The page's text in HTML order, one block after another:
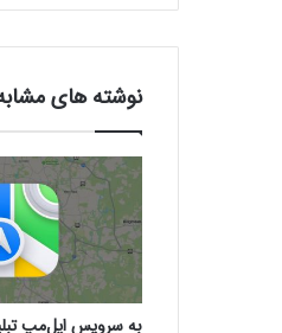
ر
1
8
A
ی
ن
ت
ل
د
نوشته های
به سرویس اپل‌مپ